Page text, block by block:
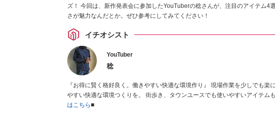
ズ！ 今回は、新作発表会に参加したYouTuberの稔さんが、注目のアイテム4
さが魅力なんだとか。ぜひ参考にしてみてください！
イチオシスト
YouTuber
稔
『お得に賢く格好良く。働きやすい快適な環境作り』 現場作業を少しでも楽にする為に、お金をかけずにお得に格好良く。 働き
はこちら■